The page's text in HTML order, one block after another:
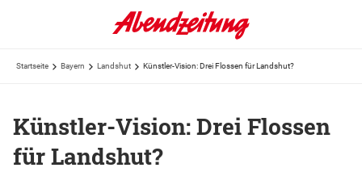
Startseite Bayern Landshut Künstler-Vision: Drei Flossen für Landshut?
Künstler-Vision: Drei Flossen
für Landshut?